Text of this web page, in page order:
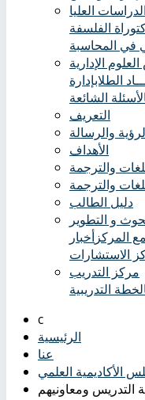
الدراسات العليا
الإدارية
الطلابإدارة
الشائعة
التعريف
والرسالة
الأهداف
والترجمة
والترجمة
دليل الطالب
و التطوير
المركزأخبار
الاستشارات
مركز التدريب
التدريبية
الرئيسية
عنا
الأكاديمية العلمي
التدريس ومعاونيهم